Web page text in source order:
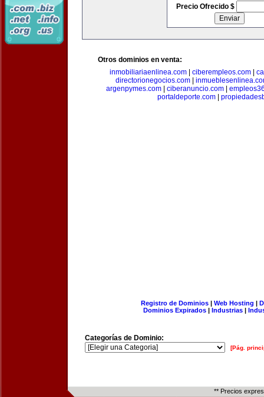
Precio Ofrecido $
Otros dominios en venta:
inmobiliariaenlinea.com| ciberempleos.com|
directorionegocios.com
argenpymes.com| ciberanuncio.com|
portaldeporte.com|
Registro de Dominios| Web Hosting |
Dominios Expirados | Industrias |
Categorías de Dominio:
[Pág.
** Precios